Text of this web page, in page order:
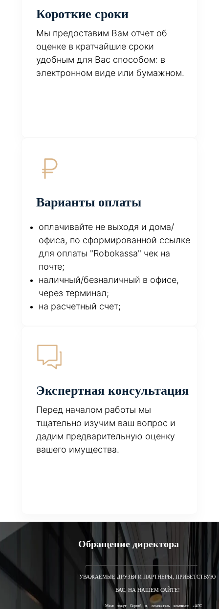
Короткие сроки
Мы предоставим Вам отчет об
оценке в кратчайшие сроки
удобным для Вас способом: в
электронном виде или бумажном.
Варианты оплаты
оплачивайте не выходя и дома/
офиса, по сформированной ссылке
для оплаты "Robokassa" чек на
почте;
наличный/безналичный в офисе,
через терминал;
на расчетный счет;
Экспертная консультация
Перед началом работы мы
тщательно изучим ваш вопрос и
дадим предварительную оценку
вашего имущества.
Обращение директора
УВАЖАЕМЫЕ ДРУЗЬЯ И ПАРТНЕРЫ, ПРИВЕТСТВУЮ
ВАС, НА НАШЕМ САЙТЕ!
Меня зовут Сергей, я, основатель компании «АЛС